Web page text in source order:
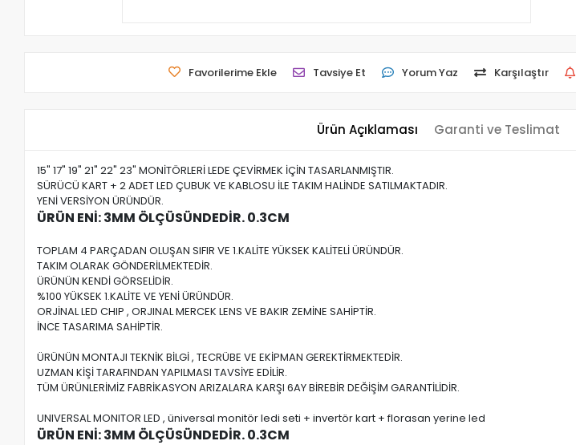
Favorilerime Ekle Tavsiye Et Yorum Yaz Karşılaştır
Ürün Açıklaması Garanti ve Teslimat
15" 17" 19" 21" 22" 23" MONİTÖRLERİ LEDE ÇEVİRMEK İÇİN TASARLANMIŞTIR.
SÜRÜCÜ KART + 2 ADET LED ÇUBUK VE KABLOSU İLE TAKIM HALİNDE SATILMAKTADIR.
YENİ VERSİYON ÜRÜNDÜR.
ÜRÜN ENİ: 3MM ÖLÇÜSÜNDEDİR. 0.3CM
TOPLAM 4 PARÇADAN OLUŞAN SIFIR VE 1.KALİTE YÜKSEK KALİTELİ ÜRÜNDÜR.
TAKIM OLARAK GÖNDERİLMEKTEDİR.
ÜRÜNÜN KENDİ GÖRSELİDİR.
%100 YÜKSEK 1.KALİTE VE YENİ ÜRÜNDÜR.
ORJİNAL LED CHIP , ORJINAL MERCEK LENS VE BAKIR ZEMİNE SAHİPTİR.
İNCE TASARIMA SAHİPTİR.
ÜRÜNÜN MONTAJI TEKNİK BİLGİ , TECRÜBE VE EKİPMAN GEREKTİRMEKTEDİR.
UZMAN KİŞİ TARAFINDAN YAPILMASI TAVSİYE EDİLİR.
TÜM ÜRÜNLERİMİZ FABRİKASYON ARIZALARA KARŞI 6AY BİREBİR DEĞİŞİM GARANTİLİDİR.
UNIVERSAL MONITOR LED , üniversal monitör ledi seti + invertör kart + florasan yerine led
ÜRÜN ENİ: 3MM ÖLÇÜSÜNDEDİR. 0.3CM